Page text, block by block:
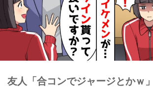
友人「合コンでジャージとかｗ